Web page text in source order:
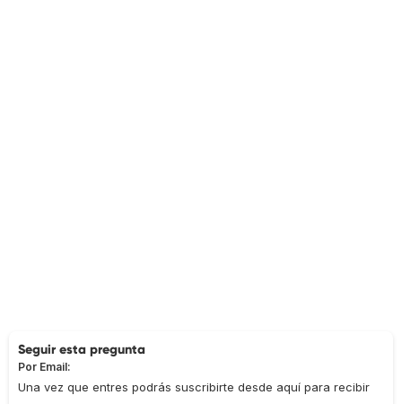
Seguir esta pregunta
Por Email:
Una vez que entres podrás suscribirte desde aquí para recibir